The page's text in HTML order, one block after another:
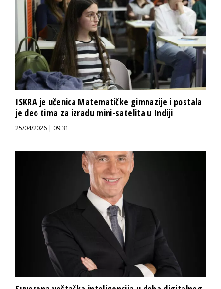
ISKRA je učenica Matematičke gimnazije i postala
je deo tima za izradu mini-satelita u Indiji
25/04/2026 | 09:31